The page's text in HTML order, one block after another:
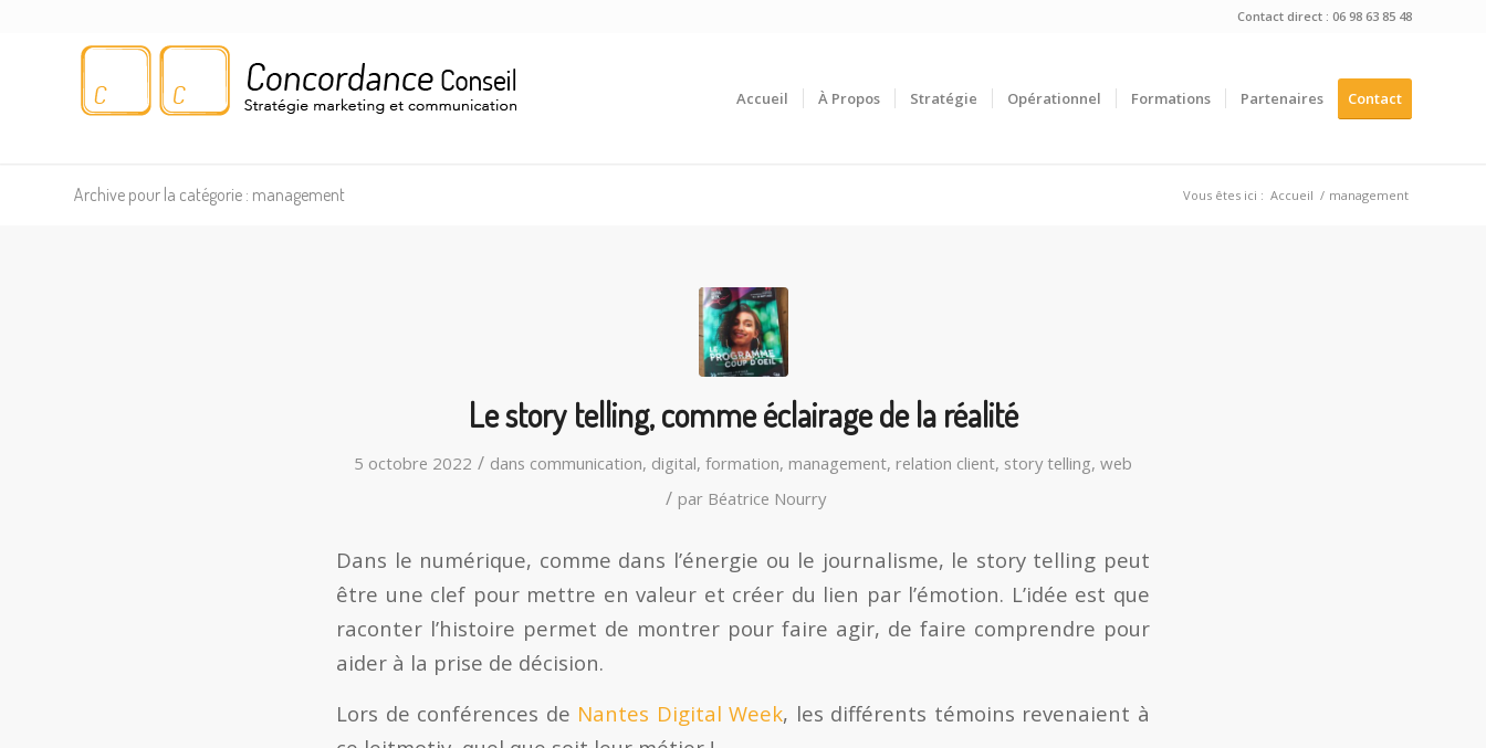
Contact direct : 06 98 63 85 48
Accueil À Propos Stratégie Opérationnel Formations Partenaires Contact
Archive pour la catégorie : management Vous êtes ici : Accueil / management
Le story telling, comme éclairage de la réalité
5 octobre 2022 / dans communication, digital, formation, management, relation client, story telling, web
/ par Béatrice Nourry
Dans le numérique, comme dans l’énergie ou le journalisme, le story telling peut
être une clef pour mettre en valeur et créer du lien par l’émotion. L’idée est que
raconter l’histoire permet de montrer pour faire agir, de faire comprendre pour
aider à la prise de décision.
Lors de conférences de Nantes Digital Week, les différents témoins revenaient à